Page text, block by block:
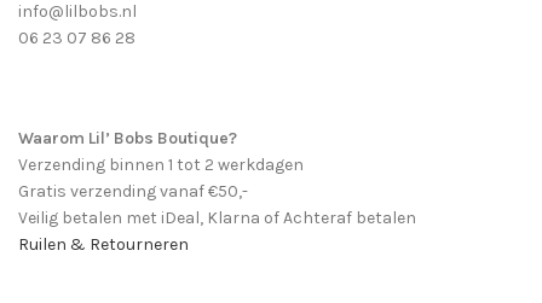
info@lilbobs.nl
06 23 07 86 28
Waarom Lil’ Bobs Boutique?
Verzending binnen 1 tot 2 werkdagen
Gratis verzending vanaf €50,-
Veilig betalen met iDeal, Klarna of Achteraf betalen
Ruilen & Retourneren